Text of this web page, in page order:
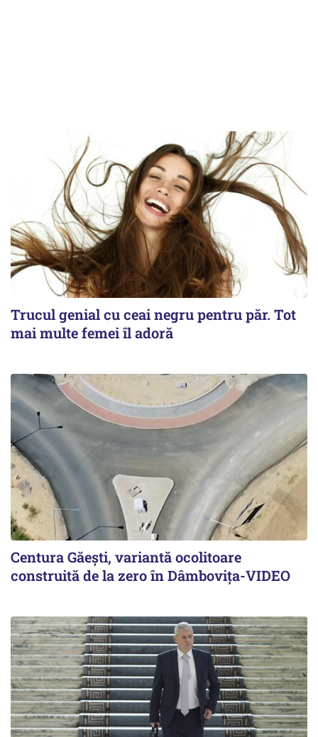
Trucul genial cu ceai negru pentru păr. Tot
mai multe femei îl adoră
Centura Găești, variantă ocolitoare
construită de la zero în Dâmbovița-VIDEO